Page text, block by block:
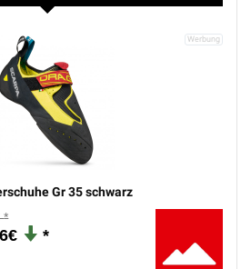
Gr 35 schwarz